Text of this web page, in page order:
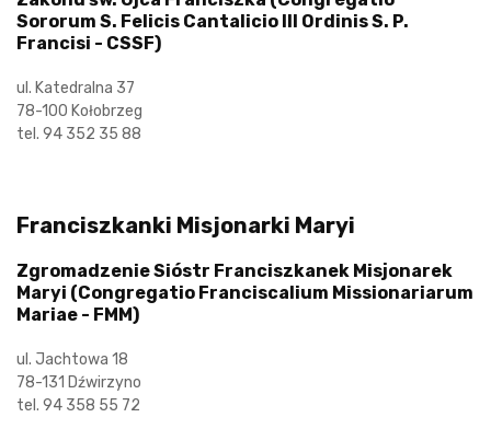
Sororum S. Felicis Cantalicio III Ordinis S. P.
Francisi - CSSF)
ul. Katedralna 37
78-100 Kołobrzeg
tel. 94 352 35 88
Franciszkanki Misjonarki Maryi
Zgromadzenie Sióstr Franciszkanek Misjonarek
Maryi (Congregatio Franciscalium Missionariarum
Mariae - FMM)
ul. Jachtowa 18
78-131 Dźwirzyno
tel. 94 358 55 72